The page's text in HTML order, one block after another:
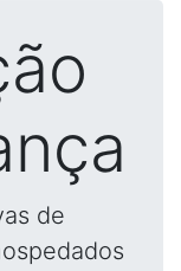
de